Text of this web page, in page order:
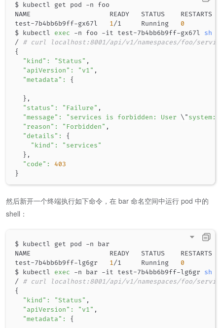
$ kubectl get pod -n foo
NAME                    READY   STATUS    RESTARTS
test-7b4bb6b9ff-gx67l 1/1     Running 0
$ kubectl exec -n foo -it test-7b4bb6b9ff-gx67l sh
/ # curl localhost:8001/api/v1/namespaces/foo/
{
"kind" : "Status" ,
"apiVersion" : "v1" ,
"metadata" : {
} ,
"status" : "Failure" ,
"message" : "services is forbidden: User \"
"reason" : "Forbidden" ,
"details" :
{
"kind" :
"services"
} ,
"code" :
403
}
然后新开一个终端执行如下命令，在 bar 命名空间中运行 pod 中的
shell：
$ kubectl get pod -n bar
NAME                    READY   STATUS    RESTARTS
test-7b4bb6b9ff-lg6gr 1/1     Running 0
$ kubectl exec -n bar -it test-7b4bb6b9ff-lg6gr sh
/ # curl localhost:8001/api/v1/namespaces/foo/
{
"kind" : "Status" ,
"apiVersion" : "v1" ,
"metadata" : {